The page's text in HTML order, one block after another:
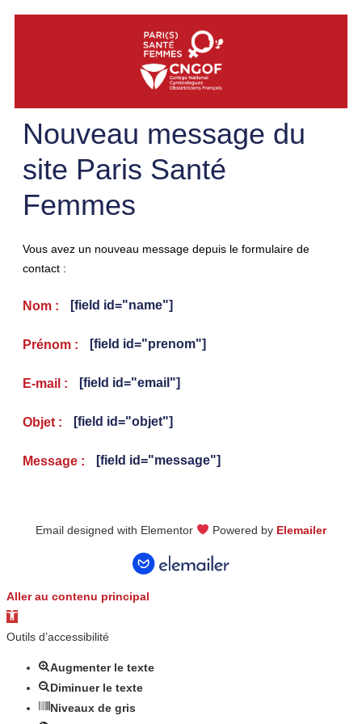
Nouveau message du
site Paris Santé
Femmes
Vous avez un nouveau message depuis le formulaire de
contact :
Nom : [field id="name"]
Prénom : [field id="prenom"]
E-mail : [field id="email"]
Objet : [field id="objet"]
Message : [field id="message"]
Email designed with Elementor Powered by Elemailer
Aller au contenu principal
Ouvrir
la
barre
Outils d’accessibilité
Augmenter le texte
Diminuer le texte
Niveaux de gris